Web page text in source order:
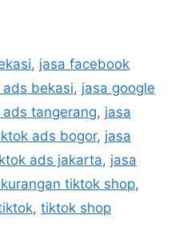
, jasa facebook
bekasi, jasa google
tangerang, jasa
ads bogor, jasa
ads jakarta, jasa
tiktok shop,
, tiktok shop